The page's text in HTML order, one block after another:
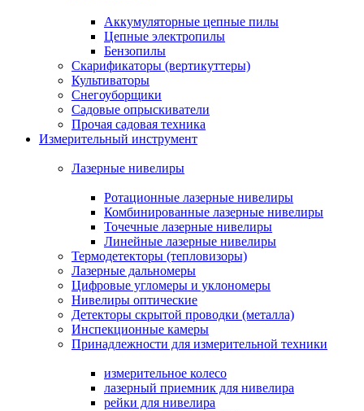
Аккумуляторные цепные пилы
Цепные электропилы
Бензопилы
Скарификаторы (вертикуттеры)
Культиваторы
Снегоуборщики
Садовые опрыскиватели
Прочая садовая техника
Измерительный инструмент
Лазерные нивелиры
Ротационные лазерные нивелиры
Комбинированные лазерные нивелиры
Точечные лазерные нивелиры
Линейные лазерные нивелиры
Термодетекторы (тепловизоры)
Лазерные дальномеры
Цифровые угломеры и уклономеры
Нивелиры оптические
Детекторы скрытой проводки (металла)
Инспекционные камеры
Принадлежности для измерительной техники
измерительное колесо
лазерный приемник для нивелира
рейки для нивелира